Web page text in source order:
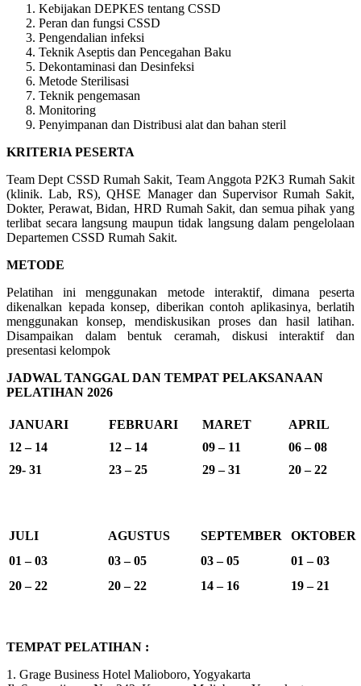
Kebijakan DEPKES tentang CSSD
Peran dan fungsi CSSD
Pengendalian infeksi
Teknik Aseptis dan Pencegahan Baku
Dekontaminasi dan Desinfeksi
Metode Sterilisasi
Teknik pengemasan
Monitoring
Penyimpanan dan Distribusi alat dan bahan steril
KRITERIA PESERTA
Team Dept CSSD Rumah Sakit, Team Anggota P2K3 Rumah Sakit
(klinik. Lab, RS), QHSE Manager dan Supervisor Rumah Sakit,
Dokter, Perawat, Bidan, HRD Rumah Sakit, dan semua pihak yang
terlibat secara langsung maupun tidak langsung dalam pengelolaan
Departemen CSSD Rumah Sakit.
METODE
Pelatihan ini menggunakan metode interaktif, dimana peserta
dikenalkan kepada konsep, diberikan contoh aplikasinya, berlatih
menggunakan konsep, mendiskusikan proses dan hasil latihan.
Disampaikan dalam bentuk ceramah, diskusi interaktif dan
presentasi kelompok
JADWAL TANGGAL DAN TEMPAT PELAKSANAAN
PELATIHAN 2026
JANUARI FEBRUARI MARET
APRIL
12 – 14
12 – 14 09 – 11
06 – 08
29- 31
23 – 25 29 – 31 20 – 22
JULI AGUSTUS SEPTEMBER
OKTOBER
01 – 03
03 – 05 03 – 05
01 – 03
20 – 22
20 – 22 14 – 16 19 – 21
TEMPAT PELATIHAN :
1. Grage Business Hotel Malioboro, Yogyakarta